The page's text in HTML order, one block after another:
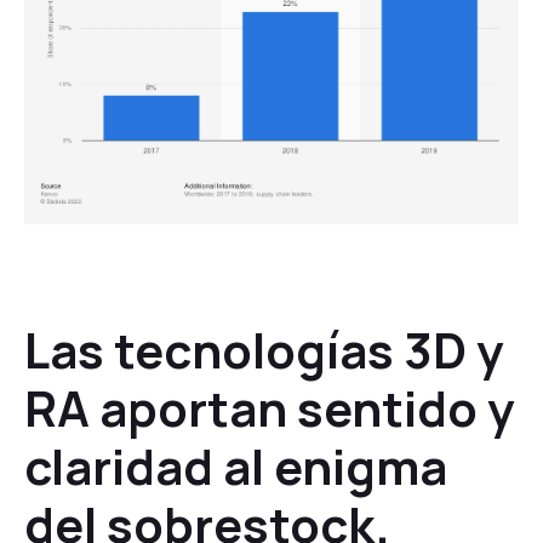
Las tecnologías 3D y
RA aportan sentido y
claridad al enigma
del sobrestock.